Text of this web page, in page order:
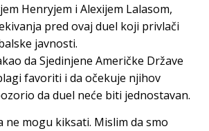
Henryjem i Alexijem Lalasom,
pred ovaj duel koji privlači
javnosti.
da Sjedinjene Američke Države
favoriti i da očekuje njihov
da duel neće biti jednostavan.
ne mogu kiksati. Mislim da smo